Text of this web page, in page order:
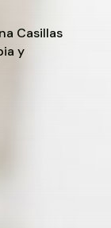
Casillas
y